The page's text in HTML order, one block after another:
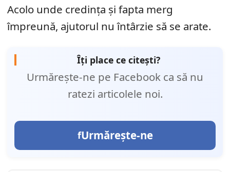
Acolo unde credința și fapta merg
împreună, ajutorul nu întârzie să se arate.
Îți place ce citești?
Urmărește-ne pe Facebook ca să nu
ratezi articolele noi.
Urmărește-ne